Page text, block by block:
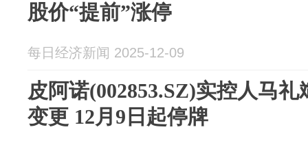
股价“提前”涨停
每日经济新闻 2025-12-09
皮阿诺(002853.SZ)实控人马
变更 12月9日起停牌